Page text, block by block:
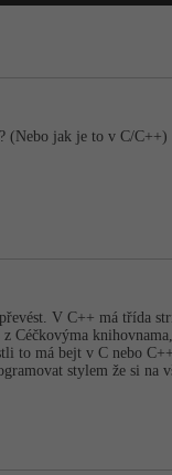
(Nebo jak je to v C/C++)
V C++ má třída
Céčkovýma
to má bejt v C nebo
stylem že si na